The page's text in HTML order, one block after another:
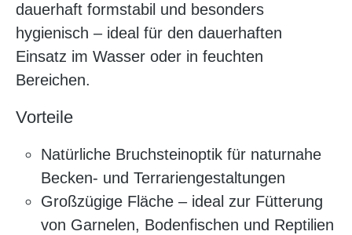
dauerhaft formstabil und besonders
hygienisch – ideal für den dauerhaften
Einsatz im Wasser oder in feuchten
Bereichen.
Vorteile
Natürliche Bruchsteinoptik für naturnahe
Becken- und Terrariengestaltungen
Großzügige Fläche – ideal zur Fütterung
von Garnelen, Bodenfischen und Reptilien